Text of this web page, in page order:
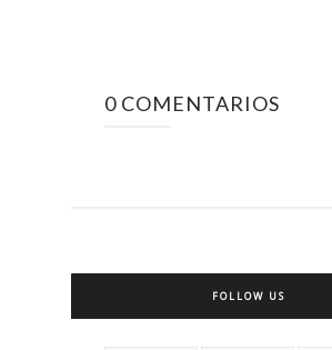
0 COMENTARIOS
FOLLOW US